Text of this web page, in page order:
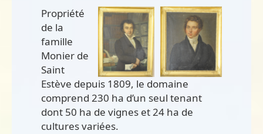
Propriété
de la
famille
Monier de
Saint
Estève depuis 1809, le domaine
comprend 230 ha d’un seul tenant
dont 50 ha de vignes et 24 ha de
cultures variées.